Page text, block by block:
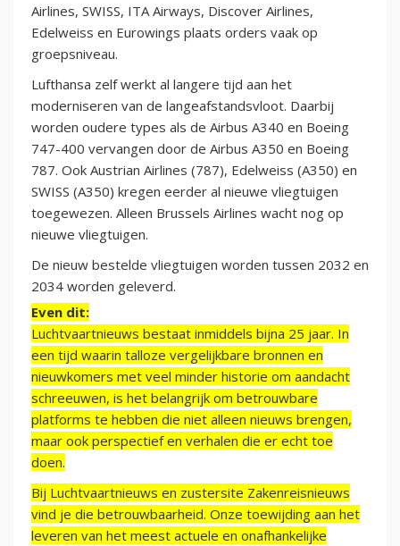
Airlines, SWISS, ITA Airways, Discover Airlines,
Edelweiss en Eurowings plaats orders vaak op
groepsniveau.
Lufthansa zelf werkt al langere tijd aan het
moderniseren van de langeafstandsvloot. Daarbij
worden oudere types als de Airbus A340 en Boeing
747-400 vervangen door de Airbus A350 en Boeing
787. Ook Austrian Airlines (787), Edelweiss (A350) en
SWISS (A350) kregen eerder al nieuwe vliegtuigen
toegewezen. Alleen Brussels Airlines wacht nog op
nieuwe vliegtuigen.
De nieuw bestelde vliegtuigen worden tussen 2032 en
2034 worden geleverd.
Even dit:
Luchtvaartnieuws bestaat inmiddels bijna 25 jaar. In
een tijd waarin talloze vergelijkbare bronnen en
nieuwkomers met veel minder historie om aandacht
schreeuwen, is het belangrijk om betrouwbare
platforms te hebben die niet alleen nieuws brengen,
maar ook perspectief en verhalen die er echt toe
doen.
Bij Luchtvaartnieuws en zustersite Zakenreisnieuws
vind je die betrouwbaarheid. Onze toewijding aan het
leveren van het meest actuele en onafhankelijke